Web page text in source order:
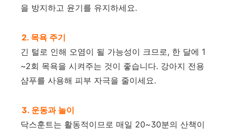
을 방지하고 윤기를 유지하세요.
2. 목욕 주기
긴 털로 인해 오염이 될 가능성이 크므로, 한 달에 1
~2회 목욕을 시켜주는 것이 좋습니다. 강아지 전용
샴푸를 사용해 피부 자극을 줄이세요.
3. 운동과 놀이
닥스훈트는 활동적이므로 매일 20~30분의 산책이